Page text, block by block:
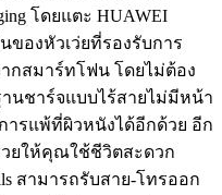
โดยแตะ HUAWEI
ของหัวเว่ยที่รองรับการ
กสมาร์ทโฟน โดยไม่ต้อง
นชาร์จแบบไร้สายไม่มีหน้า
ารแพ้ที่ผิวหนังได้อีกด้วย อีก
ยให้คุณใช้ชีวิตสะดวก
สามารถรับสาย-โทรออก